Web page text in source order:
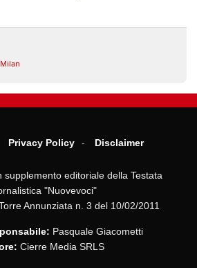
Privacy Policy Disclaimer
supplemento editoriale della Testata
"Nuovevoci"
Annunziata n. 3 del 10/02/2011
Pasquale Giacometti
Cierre Media SRLS